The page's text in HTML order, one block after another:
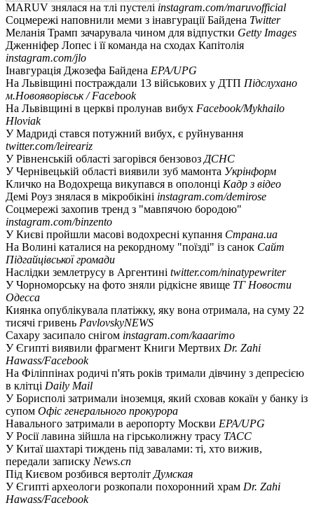
MARUV знялася на тлі пустелі instagram.com/maruvofficial
Соцмережі наповнили меми з інавгурації Байдена Twitter
Меланія Трамп зачарувала чином для відпустки Getty Images
Дженніфер Лопес і її команда на сходах Капітолія
instagram.com/jlo
Інавгурація Джозефа Байдена EPA/UPG
На Львівщині постраждали 13 військових у ДТП Підслухано
м.Новояворівськ / Facebook
На Львівщині в церкві пролунав вибух Facebook/Mykhailo
Hloviak
У Мадриді стався потужний вибух, є руйнування
twitter.com/leireariz
У Рівненській області загорівся бензовоз ДСНС
У Чернівецькій області виявили зуб мамонта Укрінформ
Кличко на Водохреща викупався в ополонці Кадр з відео
Демі Роуз знялася в мікробікіні instagram.com/demirose
Соцмережі захопив тренд з "мавпячою бородою"
instagram.com/binzento
У Києві пройшли масові водохресні купання Страна.ua
На Волині каталися на рекордному "поїзді" із санок Сайт
Підгайцівської громади
Наслідки землетрусу в Аргентині twitter.com/ninatypewriter
У Чорноморську на фото зняли рідкісне явище ТГ Новости
Одесса
Киянка опублікувала платіжку, яку вона отримала, на суму 22
тисячі гривень PavlovskyNEWS
Сахару засипало снігом instagram.com/kaaarimo
У Єгипті виявили фрагмент Книги Мертвих Dr. Zahi
Hawass/Facebook
На Філіппінах родичі п'ять років тримали дівчину з депресією
в клітці Daily Mail
У Борисполі затримали іноземця, який сховав кокаїн у банку із
супом Офіс генерального прокурора
Навального затримали в аеропорту Москви EPA/UPG
У Росії лавина зійшла на гірськолижну трасу ТАСС
У Китаї шахтарі тиждень під завалами: ті, хто вижив,
передали записку News.cn
Під Києвом розбився вертоліт Думская
У Єгипті археологи розкопали похоронний храм Dr. Zahi
Hawass/Facebook